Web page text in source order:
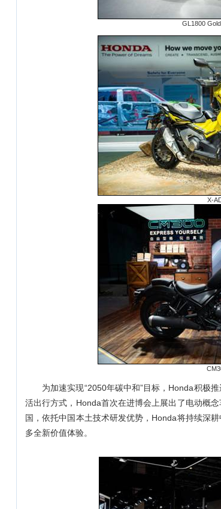
GL1800
X-
为加速实现“2050年碳中和”目标，Honda积极
活出行方式，Honda首次在进博会上展出了电动概
国，依托中国本土技术研发优势，Honda将持续深
多全新价值体验。